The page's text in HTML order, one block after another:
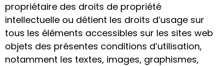
propriétaire des droits de propriété
intellectuelle ou détient les droits d’usage sur
tous les éléments accessibles sur les sites web
objets des présentes conditions d’utilisation,
notamment les textes, images, graphismes,